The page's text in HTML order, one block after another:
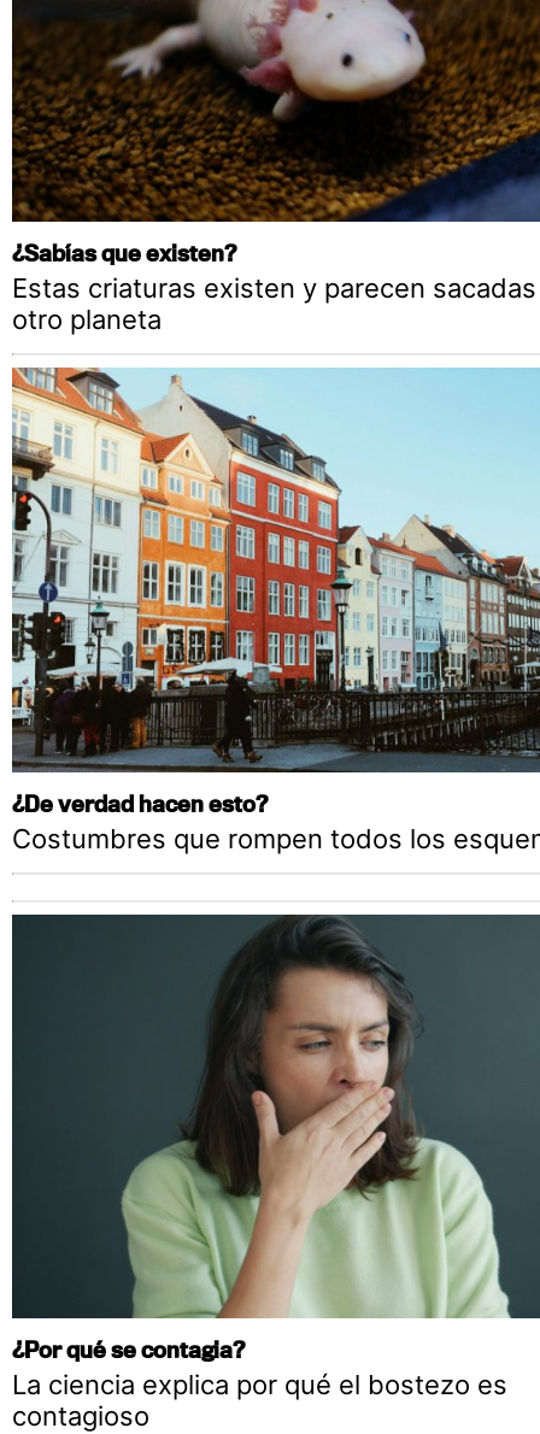
¿Sabías que existen?
Estas criaturas existen y parecen
otro planeta
¿De verdad hacen esto?
Costumbres que rompen todos los
¿Por qué se contagia?
La ciencia explica por qué el bostezo es
contagioso